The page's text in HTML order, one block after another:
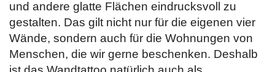
und andere glatte Flächen eindrucksvoll zu
gestalten. Das gilt nicht nur für die eigenen vier
Wände, sondern auch für die Wohnungen von
Menschen, die wir gerne beschenken. Deshalb